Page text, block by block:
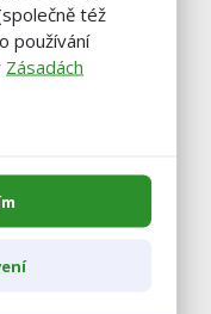
tkáních
prorůst a
centrální
která chrání
též
používání
Zásadách